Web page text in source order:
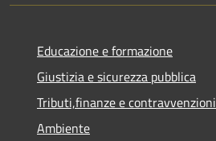
Educazione e formazione
Giustizia e sicurezza pubblica
Tributi,finanze e contravvenzioni
Ambiente